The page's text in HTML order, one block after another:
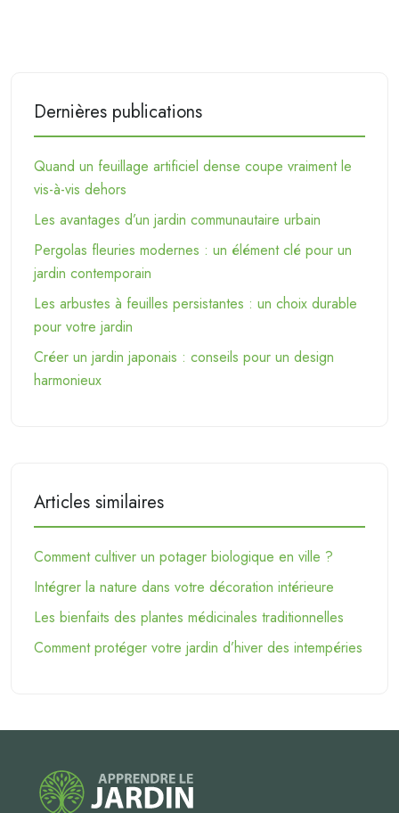
Dernières publications
Quand un feuillage artificiel dense coupe vraiment le
vis-à-vis dehors
Les avantages d’un jardin communautaire urbain
Pergolas fleuries modernes : un élément clé pour un
jardin contemporain
Les arbustes à feuilles persistantes : un choix durable
pour votre jardin
Créer un jardin japonais : conseils pour un design
harmonieux
Articles similaires
Comment cultiver un potager biologique en ville ?
Intégrer la nature dans votre décoration intérieure
Les bienfaits des plantes médicinales traditionnelles
Comment protéger votre jardin d’hiver des intempéries